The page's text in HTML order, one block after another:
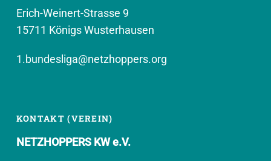
Erich-Weinert-Strasse 9
15711 Königs Wusterhausen
1.bundesliga@netzhoppers.org
KONTAKT (VEREIN)
NETZHOPPERS KW e.V.